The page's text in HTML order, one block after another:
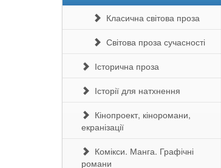
Класична світова проза
Світова проза сучасності
Історична проза
Історії для натхнення
Кінопроект, кіноромани,
екранізації
Комікси. Манга. Графічні
романи
290 грн.
Улюблена абетка. Ірина
290 грн.